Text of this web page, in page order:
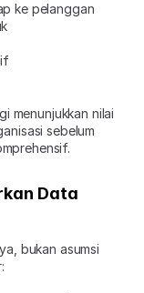
ke pelanggan
menunjukkan nilai
sebelum
Data
bukan asumsi